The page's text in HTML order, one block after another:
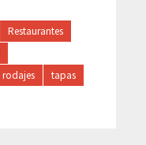
Restaurantes
rodajes
tapas